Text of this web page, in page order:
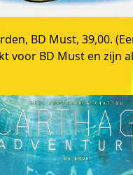
BD Must, 39,00.
voor BD Must en zijn